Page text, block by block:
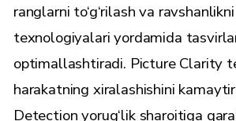
ranglarni to‘g‘rilash va
texnologiyalari yordamida
optimallashtiradi. Picture Clarity
harakatning xiralashishini
Detection yorug‘lik sharoitiga